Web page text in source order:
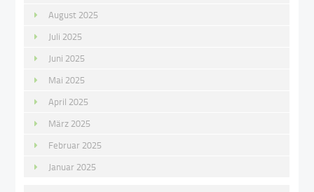
August 2025
Juli 2025
Juni 2025
Mai 2025
April 2025
März 2025
Februar 2025
Januar 2025